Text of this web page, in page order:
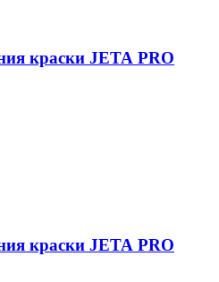
краски JETA PRO
краски JETA PRO